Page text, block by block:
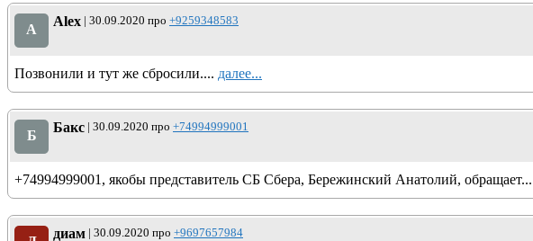
A
Alex | 30.09.2020 про +9259348583
Позвонили и тут же сбросили.... далее...
Б
Бакс | 30.09.2020 про +74994999001
+74994999001, якобы представитель СБ Сбера, Бережинский Анатолий, обращает...
диам | 30.09.2020 про +9697657984